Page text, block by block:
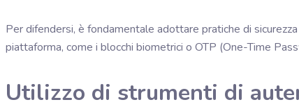
Per difendersi, è fondamentale adottare pratiche di
piattaforma, come i blocchi biometrici o OTP (One-Time
Utilizzo di strumenti di